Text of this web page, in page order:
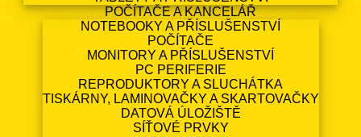
POČÍTAČE A KANCELÁŘ
NOTEBOOKY A PŘÍSLUŠENSTVÍ
POČÍTAČE
MONITORY A PŘÍSLUŠENSTVÍ
PC PERIFERIE
REPRODUKTORY A SLUCHÁTKA
TISKÁRNY, LAMINOVAČKY A SKARTOVAČKY
DATOVÁ ÚLOŽIŠTĚ
SÍŤOVÉ PRVKY